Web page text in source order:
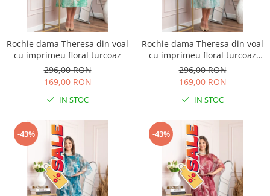
Rochie dama Theresa din voal
cu imprimeu floral turcoaz
296,00 RON
169,00 RON
IN STOC
Rochie dama Theresa din voal
cu imprimeu floral turcoaz
aqua
296,00 RON
169,00 RON
IN STOC
-43% -43%